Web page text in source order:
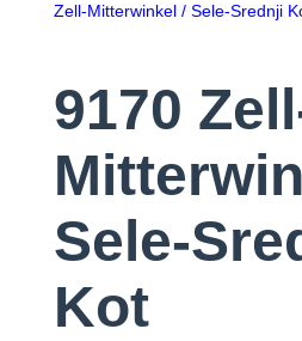
Zell-Mitterwinkel / Sele-Srednji
9170
Sele-
Kot